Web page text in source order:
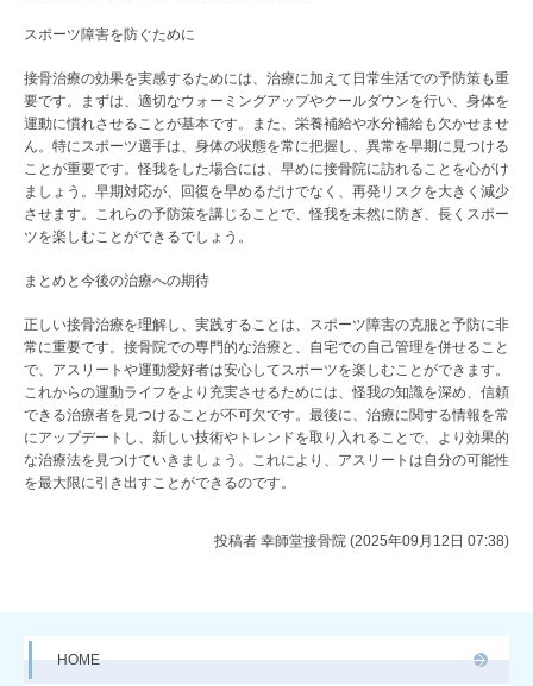
スポーツ障害を防ぐために
接骨治療の効果を実感するためには、治療に加えて日常生活での予防策も重
要です。まずは、適切なウォーミングアップやクールダウンを行い、身体を
運動に慣れさせることが基本です。また、栄養補給や水分補給も欠かせませ
ん。特にスポーツ選手は、身体の状態を常に把握し、異常を早期に見つける
ことが重要です。怪我をした場合には、早めに接骨院に訪れることを心がけ
ましょう。早期対応が、回復を早めるだけでなく、再発リスクを大きく減少
させます。これらの予防策を講じることで、怪我を未然に防ぎ、長くスポー
ツを楽しむことができるでしょう。
まとめと今後の治療への期待
正しい接骨治療を理解し、実践することは、スポーツ障害の克服と予防に非
常に重要です。接骨院での専門的な治療と、自宅での自己管理を併せること
で、アスリートや運動愛好者は安心してスポーツを楽しむことができます。
これからの運動ライフをより充実させるためには、怪我の知識を深め、信頼
できる治療者を見つけることが不可欠です。最後に、治療に関する情報を常
にアップデートし、新しい技術やトレンドを取り入れることで、より効果的
な治療法を見つけていきましょう。これにより、アスリートは自分の可能性
を最大限に引き出すことができるのです。
投稿者 幸師堂接骨院 (2025年09月12日 07:38)
HOME